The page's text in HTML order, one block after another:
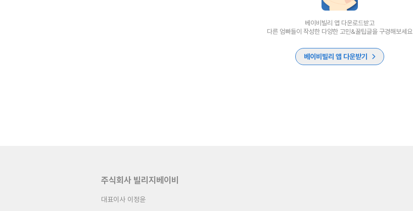
베이비빌리 앱 다운로드받고
다른 엄빠들이 작성한 다양한 고민&꿀팁글을 구경해보세요
베이비빌리 앱 다운받기
주식회사 빌리지베이비
대표이사 이정윤